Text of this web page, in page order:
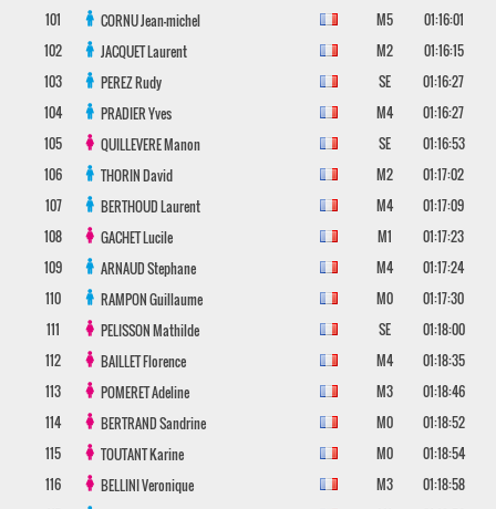
101
CORNUJean-michel M5
01:16:01
102
JACQUETLaurent M2
01:16:15
103
PEREZRudy SE
01:16:27
104
PRADIERYves M4
01:16:27
105
QUILLEVEREManon SE
01:16:53
106
THORINDavid M2
01:17:02
107
BERTHOUDLaurent M4
01:17:09
108
GACHETLucile M1
01:17:23
109
ARNAUDStephane M4
01:17:24
110
RAMPONGuillaume M0
01:17:30
111
PELISSONMathilde SE
01:18:00
112
BAILLETFlorence M4
01:18:35
113
POMERETAdeline M3
01:18:46
114
BERTRANDSandrine M0
01:18:52
115
TOUTANTKarine M0
01:18:54
116
BELLINIVeronique M3
01:18:58